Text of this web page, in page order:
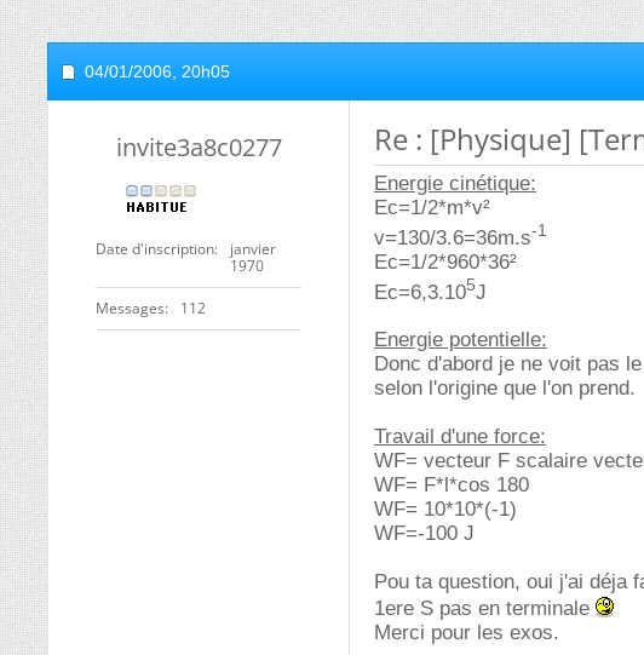
04/01/2006, 20h05
invite3a8c0277
Date d'inscription
janvier
1970
Messages 112
Re : [Physique]
Energie cinétique:
Ec=1/2*m*v²
v=130/3.6=36m.s-1
Ec=1/2*960*36²
Ec=6,3.105J
Energie potentielle:
Donc d'abord je ne voit pas
selon l'origine que l'on prend.
Travail d'une force:
WF= vecteur F scalaire
WF= F*l*cos 180
WF= 10*10*(-1)
WF=-100 J
Pou ta question, oui j'ai déja
1ere S pas en terminale
Merci pour les exos.